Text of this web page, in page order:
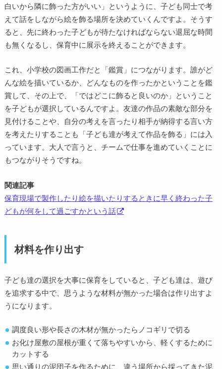
白いから隣に飾った方がいい」というように、子ども同士で考
えて話をしながら絵を飾る場所を決めていくんですよ。そうす
ると、先に終わった子どもが待たなければならない退屈な時間
も無くなるし、保育中に展示を終えることができます。
これ、小学校の図画工作だと「鑑賞」につながります。誰がど
んな絵を描いているか、どんなものを作ったかということを鑑
賞して、その上で、「ではどこに飾ると良いのか」ということ
を子どもが選択しているんですよ。友達の作品の素敵な部分を
見付けることや、自分の考えを言ったり相手が納得する言い方
を考えたりすることも「子ども達が考えて作品を飾る」には入
っています。大人で言うと、チームで仕事を進めていくことに
もつながりそうですね。
関連記事
保育現場で製作したり絵を描いたりするときに早く終わった子
どもが何をして過ごすかという話
材料を作り出す
子ども達の選択を大事に保育をしていると、子ども達は、遊び
を追求する中で、思うような材料が無かった場合は作り出すよ
うになります。
調度良い形や長さの木材が無かったらノコギリで切る
お化け屋敷の屋根が重くて落ちやすいから、軽くするために
カットする
思い通りの泥団子を作るために、違う場所から採ってきた泥